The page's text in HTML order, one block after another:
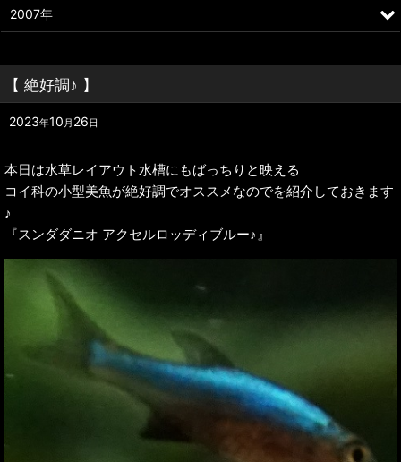
【 絶好調♪ 】
2023年10 月 26日
本日は水草レイアウト水槽にもばっちりと映える
コイ科の小型美魚が絶好調でオススメなのでを紹介しておきます
♪
『スンダダニオ アクセルロッディブルー♪』
2007年